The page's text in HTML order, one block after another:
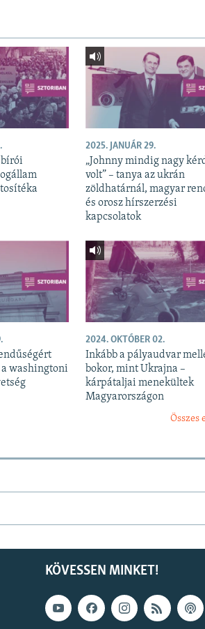
bírói
2025. JANUÁR 29.
„Johnny mindig nagy
volt” – tanya az ukrán
zöldhatárnál, magyar
és orosz hírszerzési
kapcsolatok
washingtoni
2024. OKTÓBER 02.
Inkább a pályaudvar
bokor, mint Ukrajna –
kárpátaljai menekültek
Magyarországon
Összes
KÖVESSEN MINKET!